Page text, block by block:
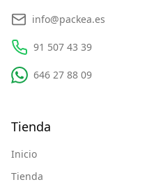
info@packea.es
91 507 43 39
646 27 88 09
Tienda
Inicio
Tienda